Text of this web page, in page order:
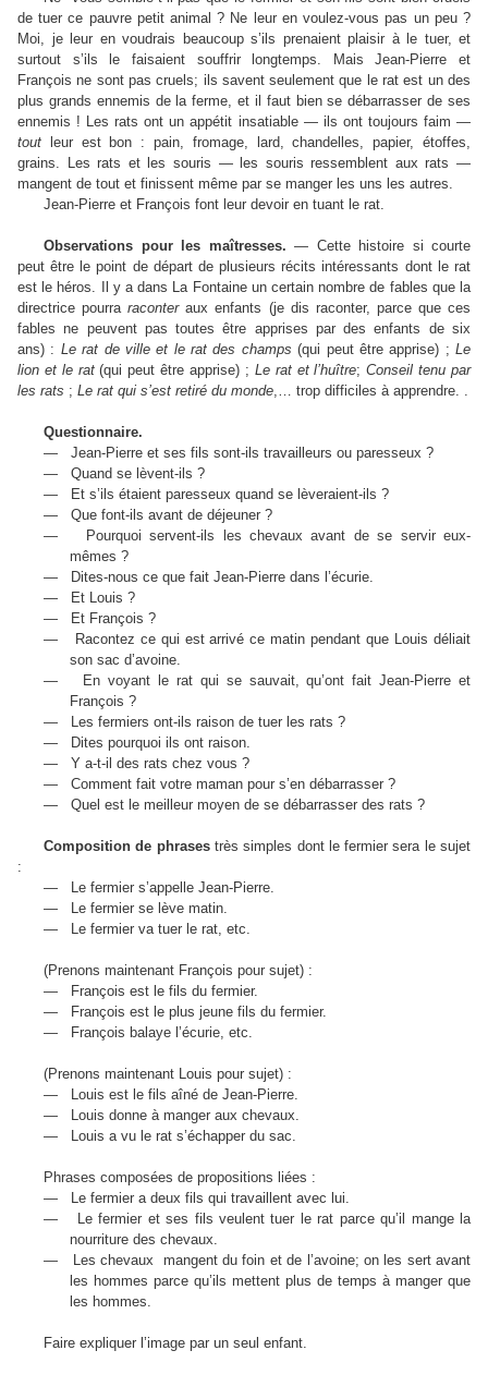
de tuer ce pauvre petit animal ? Ne leur en voulez-vous pas un peu ?
Moi, je leur en voudrais beaucoup s’ils prenaient plaisir à le tuer, et
surtout s’ils le faisaient souffrir longtemps. Mais Jean-Pierre et
François ne sont pas cruels; ils savent seulement que le rat est un des
plus grands ennemis de la ferme, et il faut bien se débarrasser de ses
ennemis ! Les rats ont un appétit insatiable — ils ont toujours faim —
tout leur est bon : pain, fromage, lard, chandelles, papier, étoffes,
grains. Les rats et les souris — les souris ressemblent aux rats —
mangent de tout et finissent même par se manger les uns les autres.
Jean-Pierre et François font leur devoir en tuant le rat.
Observations pour les maîtresses. — Cette histoire si courte
peut être le point de départ de plusieurs récits intéressants dont le rat
est le héros. Il y a dans La Fontaine un certain nombre de fables que la
directrice pourraraconteraux enfants (je dis raconter, parce que ces
fables ne peuvent pas toutes être apprises par des enfants de six
ans) : Le rat de ville et le rat des champs (qui peut être apprise) ; Le
lion et le rat(qui peut être apprise) ; Le rat et l’huître;Conseil tenu par
les rats ; Le rat qui s’est retiré du monde ,… trop difficiles à apprendre. .
Questionnaire.
—
Jean-Pierre et ses fils sont-ils travailleurs ou paresseux ?
—
Quand se lèvent-ils ?
—
Et s’ils étaient paresseux quand se lèveraient-ils ?
—
Que font-ils avant de déjeuner ?
—
Pourquoi servent-ils les chevaux avant de se servir eux-
mêmes ?
—
Dites-nous ce que fait Jean-Pierre dans l’écurie.
—
Et Louis ?
—
Et François ?
—
Racontez ce qui est arrivé ce matin pendant que Louis déliait
son sac d’avoine.
—
En voyant le rat qui se sauvait, qu’ont fait Jean-Pierre et
François ?
—
Les fermiers ont-ils raison de tuer les rats ?
—
Dites pourquoi ils ont raison.
—
Y a-t-il des rats chez vous ?
—
Comment fait votre maman pour s’en débarrasser ?
—
Quel est le meilleur moyen de se débarrasser des rats ?
Composition de phrasestrès simples dont le fermier sera le sujet
:
—
Le fermier s’appelle Jean-Pierre.
—
Le fermier se lève matin.
—
Le fermier va tuer le rat, etc.
(Prenons maintenant François pour sujet) :
—
François est le fils du fermier.
—
François est le plus jeune fils du fermier.
—
François balaye l’écurie, etc.
(Prenons maintenant Louis pour sujet) :
—
Louis est le fils aîné de Jean-Pierre.
—
Louis donne à manger aux chevaux.
—
Louis a vu le rat s’échapper du sac.
Phrases composées de propositions liées :
—
Le fermier a deux fils qui travaillent avec lui.
—
Le fermier et ses fils veulent tuer le rat parce qu’il mange la
nourriture des chevaux.
—
Les chevaux mangent du foin et de l’avoine; on les sert avant
les hommes parce qu’ils mettent plus de temps à manger que
les hommes.
Faire expliquer l’image par un seul enfant.